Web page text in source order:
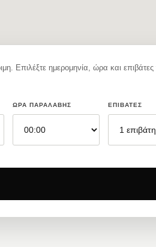
Επιλέξτε ημερομηνία, ώρα και επιβάτες
ΏΡΑ ΠΑΡΑΛΑΒΉΣ ΕΠΙΒΆΤΕΣ